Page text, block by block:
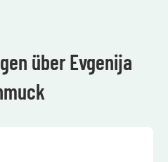
über Evgenija